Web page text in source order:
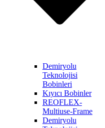
Demiryolu
Teknolojisi
Bobinleri
Kıyıcı Bobinler
REOFLEX-
Multiuse-Frame
Demiryolu